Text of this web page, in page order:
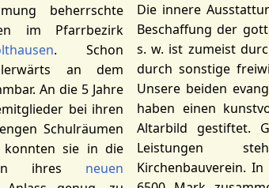
beherrschte
im Pfarrbezirk
. Schon
an dem
An die 5 Jahre
bei ihren
Schulräumen
konnten sie in die
ihres neuen
Die innere
Beschaffung der
s. w. ist zumeist
durch sonstige
Unsere beiden
haben einen
Altarbild gestiftet.
Leistungen
Kirchenbauverein.